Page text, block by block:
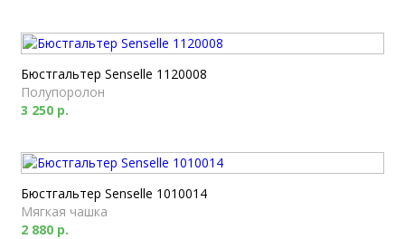
Бюстгальтер Senselle 1120008
Полупоролон
3 250 р.
Бюстгальтер Senselle 1010014
Мягкая чашка
2 880 р.